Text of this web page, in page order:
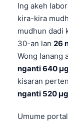
Ing akeh
kira-kira
mudhun dadi
30-an lan 26
Wong lanang
nganti 640
kisaran
nganti 520
Umume